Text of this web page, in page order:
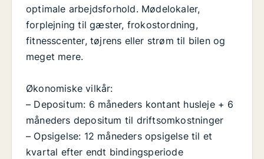
optimale arbejdsforhold. Mødelokaler,
forplejning til gæster, frokostordning,
fitnesscenter, tøjrens eller strøm til bilen og
meget mere.
Økonomiske vilkår:
– Depositum: 6 måneders kontant husleje + 6
måneders depositum til driftsomkostninger
– Opsigelse: 12 måneders opsigelse til et
kvartal efter endt bindingsperiode